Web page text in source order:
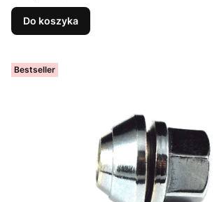
Do koszyka
Bestseller